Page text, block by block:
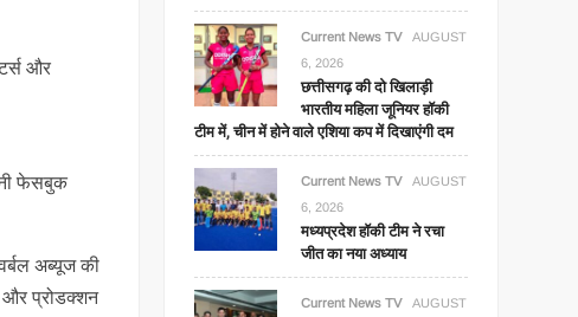
और
फेसबुक
अब्यूज की
और प्रोडक्शन
Current News TV
AUGUST
6, 2026
छत्तीसगढ़ की दो खिलाड़ी
भारतीय महिला जूनियर हॉकी
टीम में, चीन में होने वाले एशिया कप में दिखाएंगी दम
Current News TV
AUGUST
6, 2026
मध्यप्रदेश हॉकी टीम ने रचा
जीत का नया अध्याय
Current News TV
AUGUST